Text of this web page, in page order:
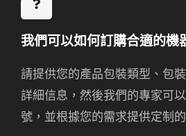
我們可以如何訂購合適的機
請提供您的產品包裝類型、包
詳細信息，然後我們的專家可
號，並根據您的需求提供定制